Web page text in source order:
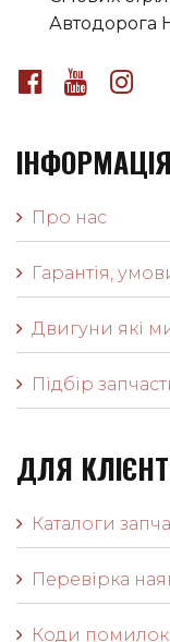
Автодорога
ІНФОРМАЦІЯ
Про нас
Гарантія,
Двигуни які
Підбір
ДЛЯ
Каталоги
Перевірка
Коди помилок